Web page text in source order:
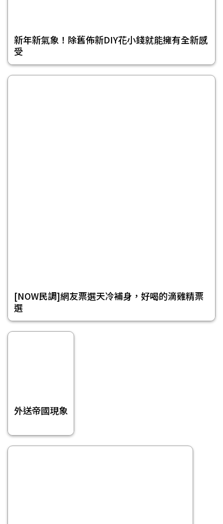
新年新氣象！除舊佈新DIY花小錢就能擁有全新感
受
[NOW民調]網友票選天冷補身，好喝的滴雞精票
選
外送帝國現象